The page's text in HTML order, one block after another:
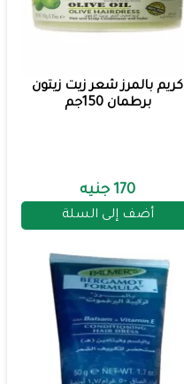
كريم بالمرز شعر زيت زيتون
برطمان 150جم
170 جنيه
أضف إلى السلة